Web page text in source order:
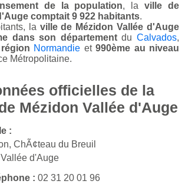
de la population, laville de
comptait 9 922 habitants.
la ville de Mézidon Vallée d'Auge
dans son départementduCalvados,
Normandie et 990ème au niveau
Métropolitaine.
officielles de la
Mézidon Vallée d'Auge
:
ChÃ¢teau du Breuil
d'Auge
: 02 31 20 01 96